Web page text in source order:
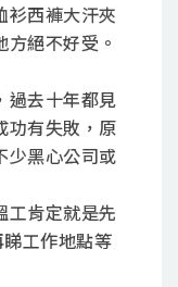
衫西褲大汗夾
絕不好受。
過去十年都見
功有失敗，原
少黑心公司或
工肯定就是先
工作地點等